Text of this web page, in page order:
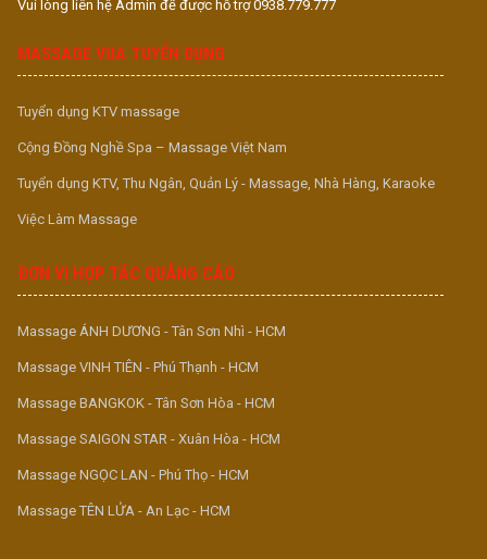
Vui lòng liên hệ Admin để được hỗ trợ 0938.779.777
MASSAGE VUA TUYỂN DỤNG
Tuyển dụng KTV massage
Cộng Đồng Nghề Spa – Massage Việt Nam
Tuyển dụng KTV, Thu Ngân, Quản Lý - Massage, Nhà Hàng, Karaoke
Việc Làm Massage
ĐƠN VỊ HỢP TÁC QUẢNG CÁO
Massage ÁNH DƯƠNG - Tân Sơn Nhì - HCM
Massage VINH TIÊN - Phú Thạnh - HCM
Massage BANGKOK - Tân Sơn Hòa - HCM
Massage SAIGON STAR - Xuân Hòa - HCM
Massage NGỌC LAN - Phú Thọ - HCM
Massage TÊN LỬA - An Lạc - HCM